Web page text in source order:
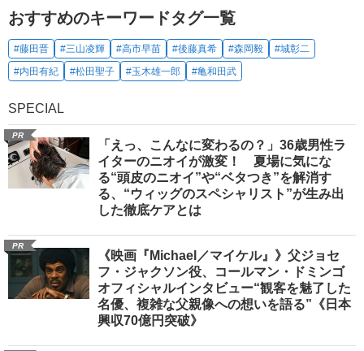
おすすめのキーワードタグ一覧
#藤田晋 #三山凌輝 #高市早苗 #後藤真希 #森岡毅
#城彰二
#内田有紀
#松田聖子 #玉木雄一郎 #亀和田武
SPECIAL
PR
「えっ、こんなに変わるの？」36歳男性ラ
イターのニオイが激変！ 夏場に気にな
る“頭皮のニオイ”や“ベタつき”を解消す
る、“ウィッグのスペシャリスト”が生み出
した徹底ケアとは
PR
《映画『Michael／マイケル』》父ジョセ
フ・ジャクソン役、コールマン・ドミンゴ
オフィシャルインタビュー“観客を魅了した
名優、複雑な父親像への想いを語る”《日本
興収70億円突破》